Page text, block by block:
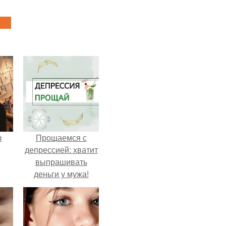
Прощаемся с
депрессией: хватит
выпрашивать
деньги у мужа!